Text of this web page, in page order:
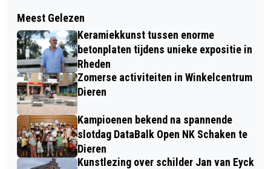
BIJEENKOMST ZWERFAFVAL IN
RHEDEN
ECHTPAAR MEIJERS-PAS 65 JAAR
GETROUWD!
Meest Gelezen
Keramiekkunst tussen enorme
betonplaten tijdens unieke expositie in
Rheden
Zomerse activiteiten in Winkelcentrum
Dieren
Kampioenen bekend na spannende
slotdag DataBalk Open NK Schaken te
Dieren
Kunstlezing over schilder Jan van Eyck